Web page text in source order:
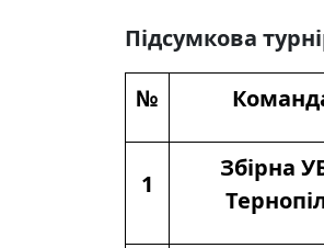
Підсумкова
№
1
Збірна